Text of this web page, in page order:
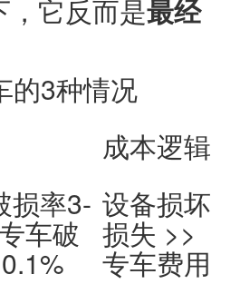
它反而是最经
的3种情况
成本逻辑
损率3-
车破
设备损坏
损失 >>
专车费用